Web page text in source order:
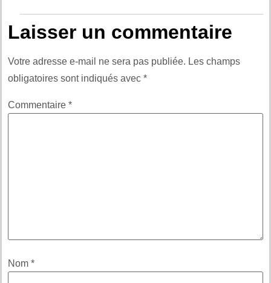
Laisser un commentaire
Votre adresse e-mail ne sera pas publiée. Les champs
obligatoires sont indiqués avec *
Commentaire *
Nom *